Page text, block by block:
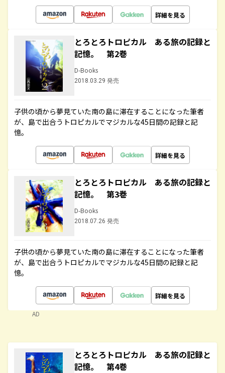
詳細を見る
とろとろトロピカル ある旅の記録と
記憶。 第2巻
D-Books
2018.03.29 発売
子供の頃から夢見ていた南の島に滞在することになった筆者
が、島で出合うトロピカルでマジカルな45日間の記録と記
憶。
詳細を見る
とろとろトロピカル ある旅の記録と
記憶。 第3巻
D-Books
2018.07.26 発売
子供の頃から夢見ていた南の島に滞在することになった筆者
が、島で出合うトロピカルでマジカルな45日間の記録と記
憶。
詳細を見る
AD
とろとろトロピカル ある旅の記録と
記憶。 第4巻